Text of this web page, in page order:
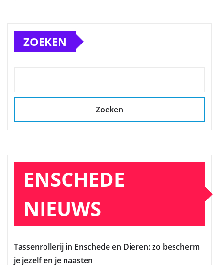
ZOEKEN
Zoeken
ENSCHEDE
NIEUWS
Tassenrollerij in Enschede en Dieren: zo bescherm
je jezelf en je naasten